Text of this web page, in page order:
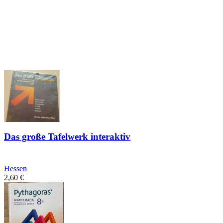
Das große Tafelwerk interaktiv
Hessen
2,60 €